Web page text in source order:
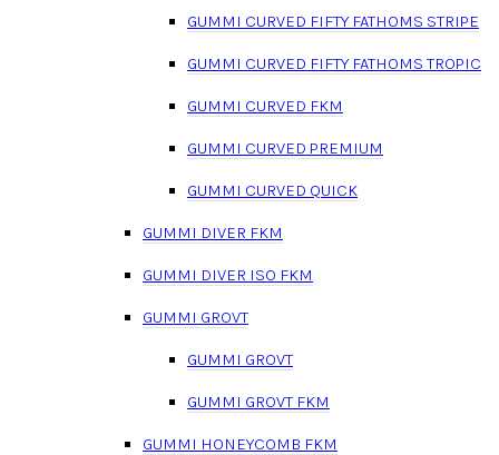
GUMMI CURVED FIFTY FATHOMS STRIPE
GUMMI CURVED FIFTY FATHOMS TROPIC
GUMMI CURVED FKM
GUMMI CURVED PREMIUM
GUMMI CURVED QUICK
GUMMI DIVER FKM
GUMMI DIVER ISO FKM
GUMMI GROVT
GUMMI GROVT
GUMMI GROVT FKM
GUMMI HONEYCOMB FKM